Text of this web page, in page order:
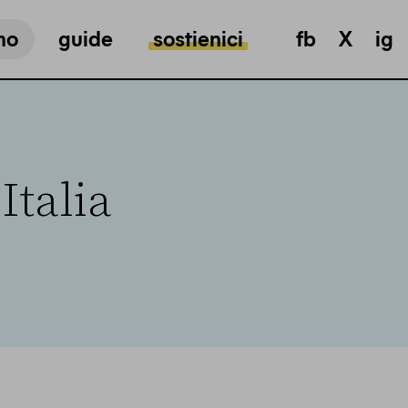
guide sostienici fb X ig